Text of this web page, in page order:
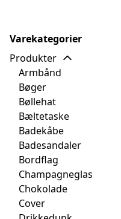
Varekategorier
Produkter
Armbånd
Bøger
Bøllehat
Bæltetaske
Badekåbe
Badesandaler
Bordflag
Champagneglas
Chokolade
Cover